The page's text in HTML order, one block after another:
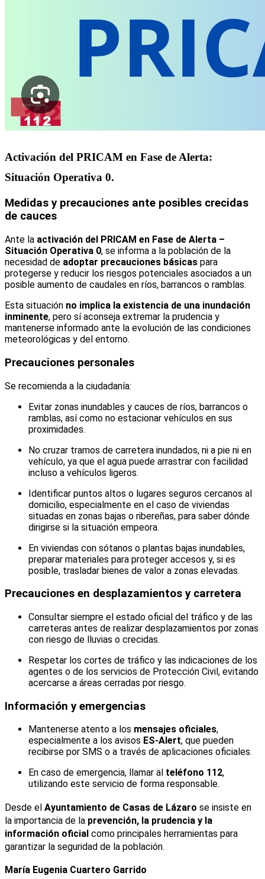
Activación del PRICAM en Fase de Alerta:
Situación Operativa 0.
Medidas y precauciones ante posibles crecidas
de cauces
Ante la activación del PRICAM en Fase de Alerta –
Situación Operativa 0, se informa a la población de la
necesidad de adoptar precauciones básicas para
protegerse y reducir los riesgos potenciales asociados a un
posible aumento de caudales en ríos, barrancos o ramblas.
Esta situación no implica la existencia de una inundación
inminente, pero sí aconseja extremar la prudencia y
mantenerse informado ante la evolución de las condiciones
meteorológicas y del entorno.
Precauciones personales
Se recomienda a la ciudadanía:
Evitar zonas inundables y cauces de ríos, barrancos o
ramblas, así como no estacionar vehículos en sus
proximidades.
No cruzar tramos de carretera inundados, ni a pie ni en
vehículo, ya que el agua puede arrastrar con facilidad
incluso a vehículos ligeros.
Identificar puntos altos o lugares seguros cercanos al
domicilio, especialmente en el caso de viviendas
situadas en zonas bajas o ribereñas, para saber dónde
dirigirse si la situación empeora.
En viviendas con sótanos o plantas bajas inundables,
preparar materiales para proteger accesos y, si es
posible, trasladar bienes de valor a zonas elevadas.
Precauciones en desplazamientos y carretera
Consultar siempre el estado oficial del tráfico y de las
carreteras antes de realizar desplazamientos por zonas
con riesgo de lluvias o crecidas.
Respetar los cortes de tráfico y las indicaciones de los
agentes o de los servicios de Protección Civil, evitando
acercarse a áreas cerradas por riesgo.
Información y emergencias
Mantenerse atento a los mensajes oficiales,
especialmente a los avisos ES-Alert, que pueden
recibirse por SMS o a través de aplicaciones oficiales.
En caso de emergencia, llamar al teléfono 112,
utilizando este servicio de forma responsable.
Desde el Ayuntamiento de Casas de Lázaro se insiste en
la importancia de la prevención, la prudencia y la
información oficial como principales herramientas para
garantizar la seguridad de la población.
María Eugenia Cuartero Garrido